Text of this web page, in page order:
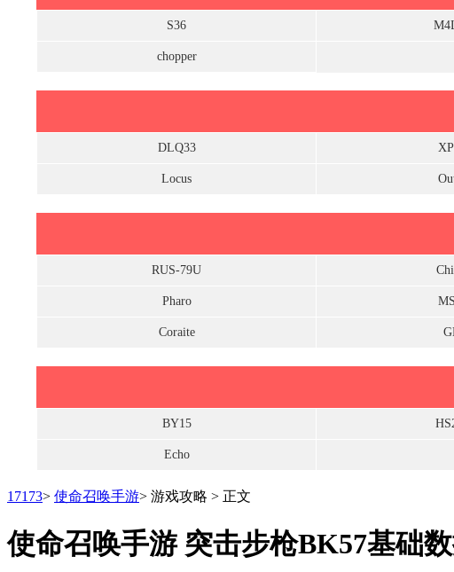
S36
chopper
DLQ33
Locus
RUS-79U
Pharo
Coraite
BY15
Echo
17173> 使命召唤手游> 游戏攻略 > 正文
使命召唤手游 突击步枪BK57基础